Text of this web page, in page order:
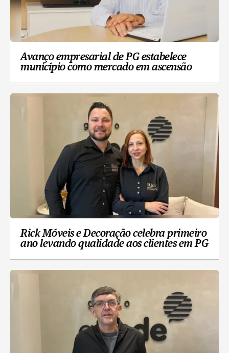
Avanço empresarial de PG estabelece
município como mercado em ascensão
Rick Móveis e Decoração celebra primeiro
ano levando qualidade aos clientes em PG